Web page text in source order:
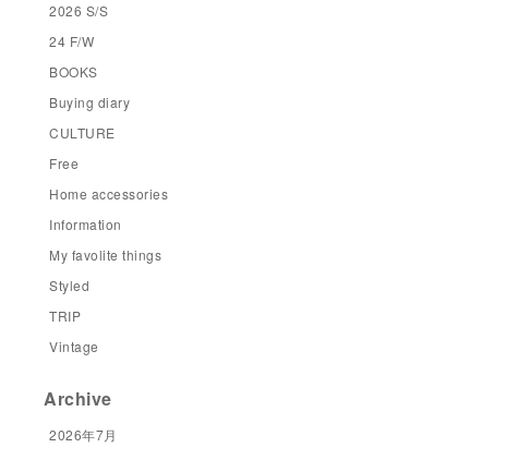
2026 S/S
24 F/W
BOOKS
Buying diary
CULTURE
Free
Home accessories
Information
My favolite things
Styled
TRIP
Vintage
Archive
2026年7月